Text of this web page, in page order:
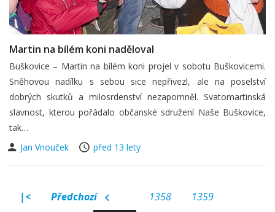
Martin na bílém koni naděloval
Buškovice – Martin na bílém koni projel v sobotu Buškovicemi.
Sněhovou nadílku s sebou sice nepřivezl, ale na poselství
dobrých skutků a milosrdenství nezapomněl. Svatomartinská
slavnost, kterou pořádalo občanské sdružení Naše Buškovice,
tak…
Jan Vnouček
před 13 lety
|< Předchozí 1358
1359